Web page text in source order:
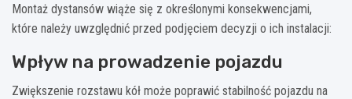
Montaż dystansów wiąże się z określonymi konsekwencjami,
które należy uwzględnić przed podjęciem decyzji o ich instalacji:
Wpływ na prowadzenie pojazdu
Zwiększenie rozstawu kół może poprawić stabilność pojazdu na